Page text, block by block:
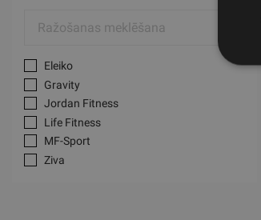
Eleiko
Gravity
Jordan Fitness
Life Fitness
MF-Sport
Ziva